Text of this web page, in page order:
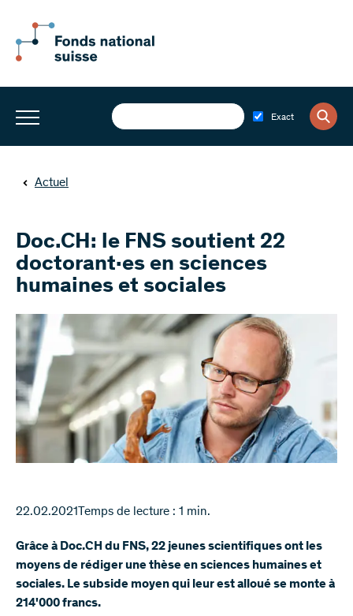
Exact
Actuel
Doc.CH: le FNS soutient 22
doctorant·es en sciences
humaines et sociales
22.02.2021 Temps de lecture : 1 min.
Grâce à Doc.CH du FNS, 22 jeunes scientifiques ont les
moyens de rédiger une thèse en sciences humaines et
sociales. Le subside moyen qui leur est alloué se monte à
214'000 francs.